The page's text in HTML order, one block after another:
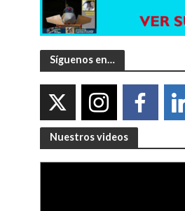
Síguenos en…
Nuestros videos